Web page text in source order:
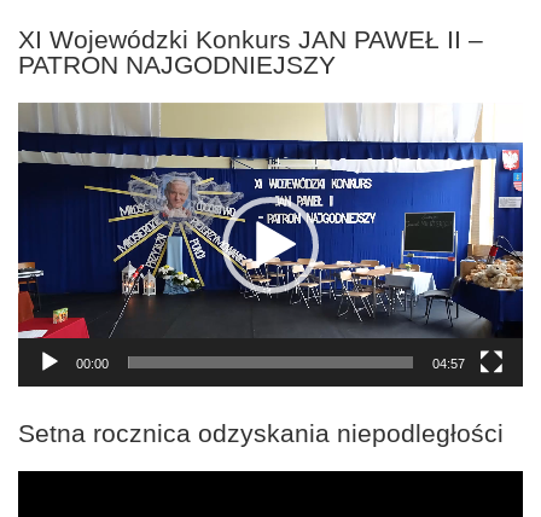
XI Wojewódzki Konkurs JAN PAWEŁ II –
PATRON NAJGODNIEJSZY
Odtwarzacz
video
00:00 04:57
Setna rocznica odzyskania niepodległości